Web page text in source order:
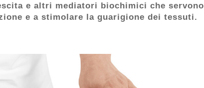
e altri mediatori biochimici che servono
e a stimolare la guarigione dei tessuti.